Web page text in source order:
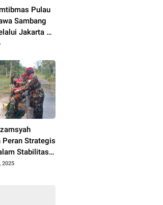
Pulau
Sambang
Jakarta On
Peran Strategis
Stabilitas
2025